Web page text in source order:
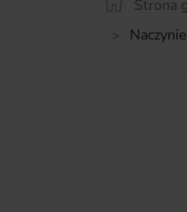
Strona